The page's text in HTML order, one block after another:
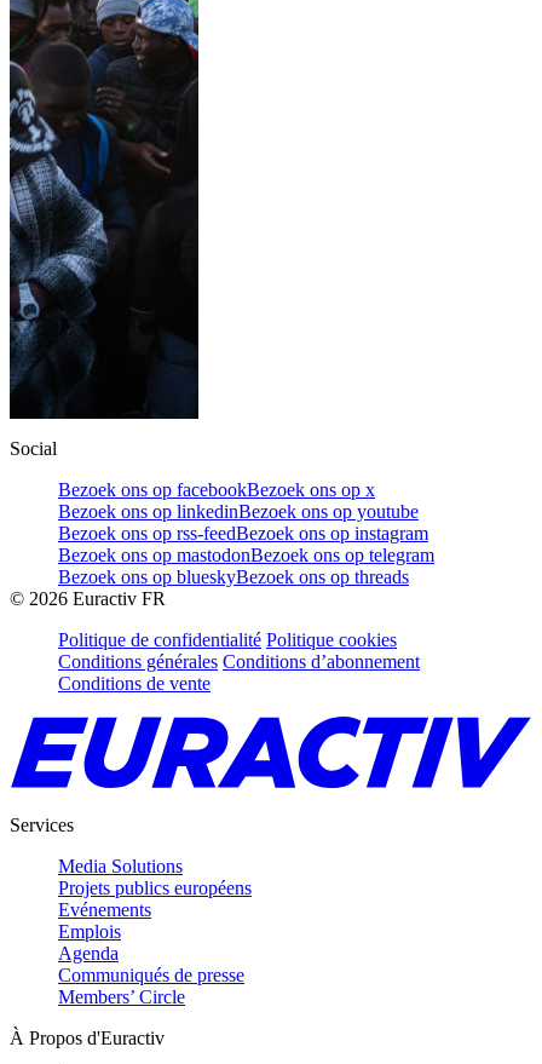
Social
Bezoek ons op facebookBezoek ons op x
Bezoek ons op linkedinBezoek ons op youtube
Bezoek ons op rss-feedBezoek ons op instagram
Bezoek ons op mastodonBezoek ons op telegram
Bezoek ons op blueskyBezoek ons op threads
© 2026 Euractiv FR
Politique de confidentialité Politique cookies
Conditions générales Conditions d’abonnement
Conditions de vente
Services
Media Solutions
Projets publics européens
Evénements
Emplois
Agenda
Communiqués de presse
Members’ Circle
À Propos d'Euractiv